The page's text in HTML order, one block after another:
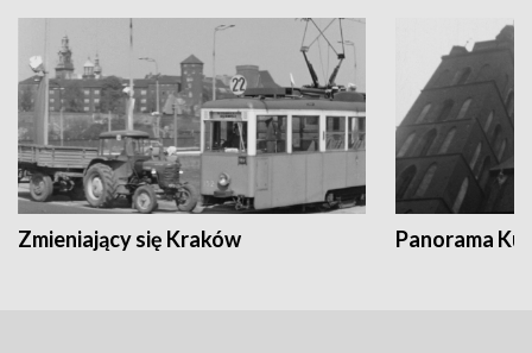
Zmieniający się Kraków Panorama